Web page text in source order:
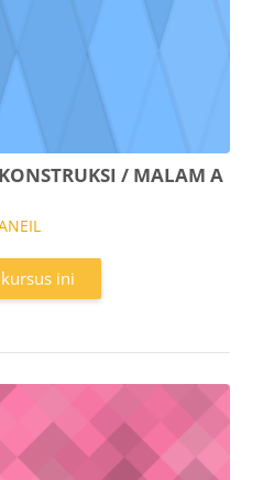
/ MALAM A
ini